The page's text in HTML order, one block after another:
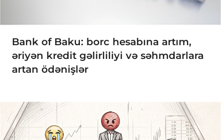
Bank of Baku: borc hesabına artım,
əriyən kredit gəlirliliyi və səhmdarlara
artan ödənişlər